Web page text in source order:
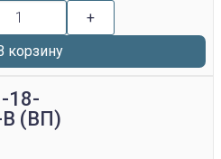
+
корзину
18-
(ВП)